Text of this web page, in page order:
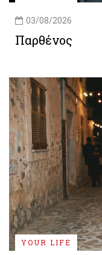
03/08/2026
Παρθένος
YOUR LIFE